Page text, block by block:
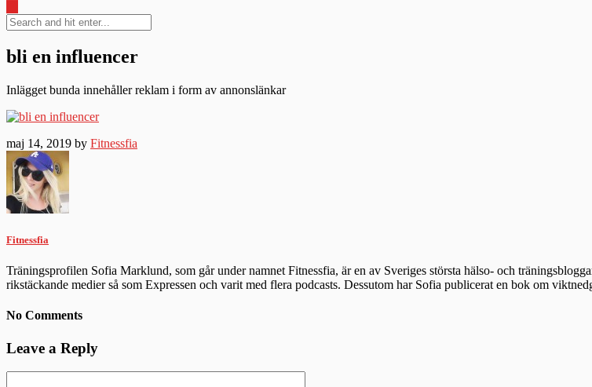
bli en influencer
Inlägget bunda innehåller reklam i form av annonslänkar
maj 14, 2019 by Fitnessfia
Fitnessfia
Träningsprofilen Sofia Marklund, som går under namnet Fitnessfia, är en av Sveriges största hälso- och
rikstäckande medier så som Expressen och varit med flera podcasts. Dessutom har Sofia publicerat en bok om
No Comments
Leave a Reply